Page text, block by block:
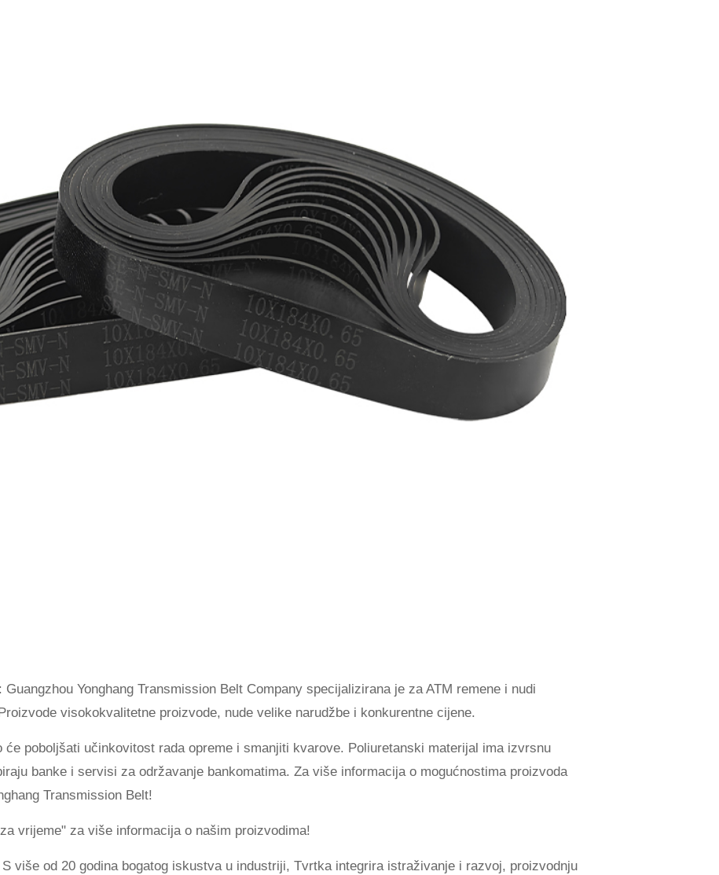
Yonghang Transmission Belt Company specijalizirana je za ATM remene i nudi
visokokvalitetne proizvode, nude velike narudžbe i konkurentne cijene.
će poboljšati učinkovitost rada opreme i smanjiti kvarove. Poliuretanski materijal ima izvrsnu
banke i servisi za održavanje bankomatima. Za više informacija o mogućnostima proizvoda
Transmission Belt!
vrijeme" za više informacija o našim proizvodima!
više od 20 godina bogatog iskustva u industriji, Tvrtka integrira istraživanje i razvoj, proizvodnju